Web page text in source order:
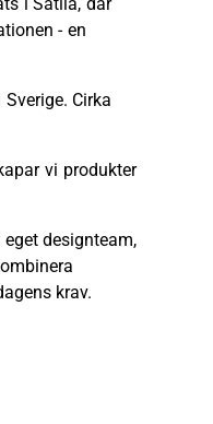
- en
Cirka
vi produkter
designteam,
krav.